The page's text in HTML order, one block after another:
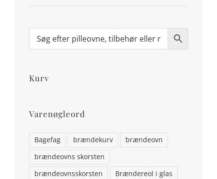
Kurv
Varenøgleord
Bagefag brændekurv
brændeovn
brændeovns skorsten
brændeovnsskorsten
Brændereol i glas